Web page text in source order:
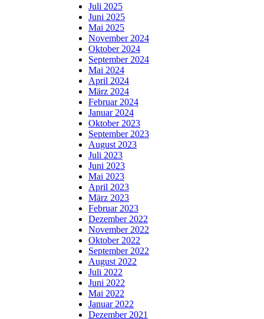
Juli 2025
Juni 2025
Mai 2025
November 2024
Oktober 2024
September 2024
Mai 2024
April 2024
März 2024
Februar 2024
Januar 2024
Oktober 2023
September 2023
August 2023
Juli 2023
Juni 2023
Mai 2023
April 2023
März 2023
Februar 2023
Dezember 2022
November 2022
Oktober 2022
September 2022
August 2022
Juli 2022
Juni 2022
Mai 2022
Januar 2022
Dezember 2021